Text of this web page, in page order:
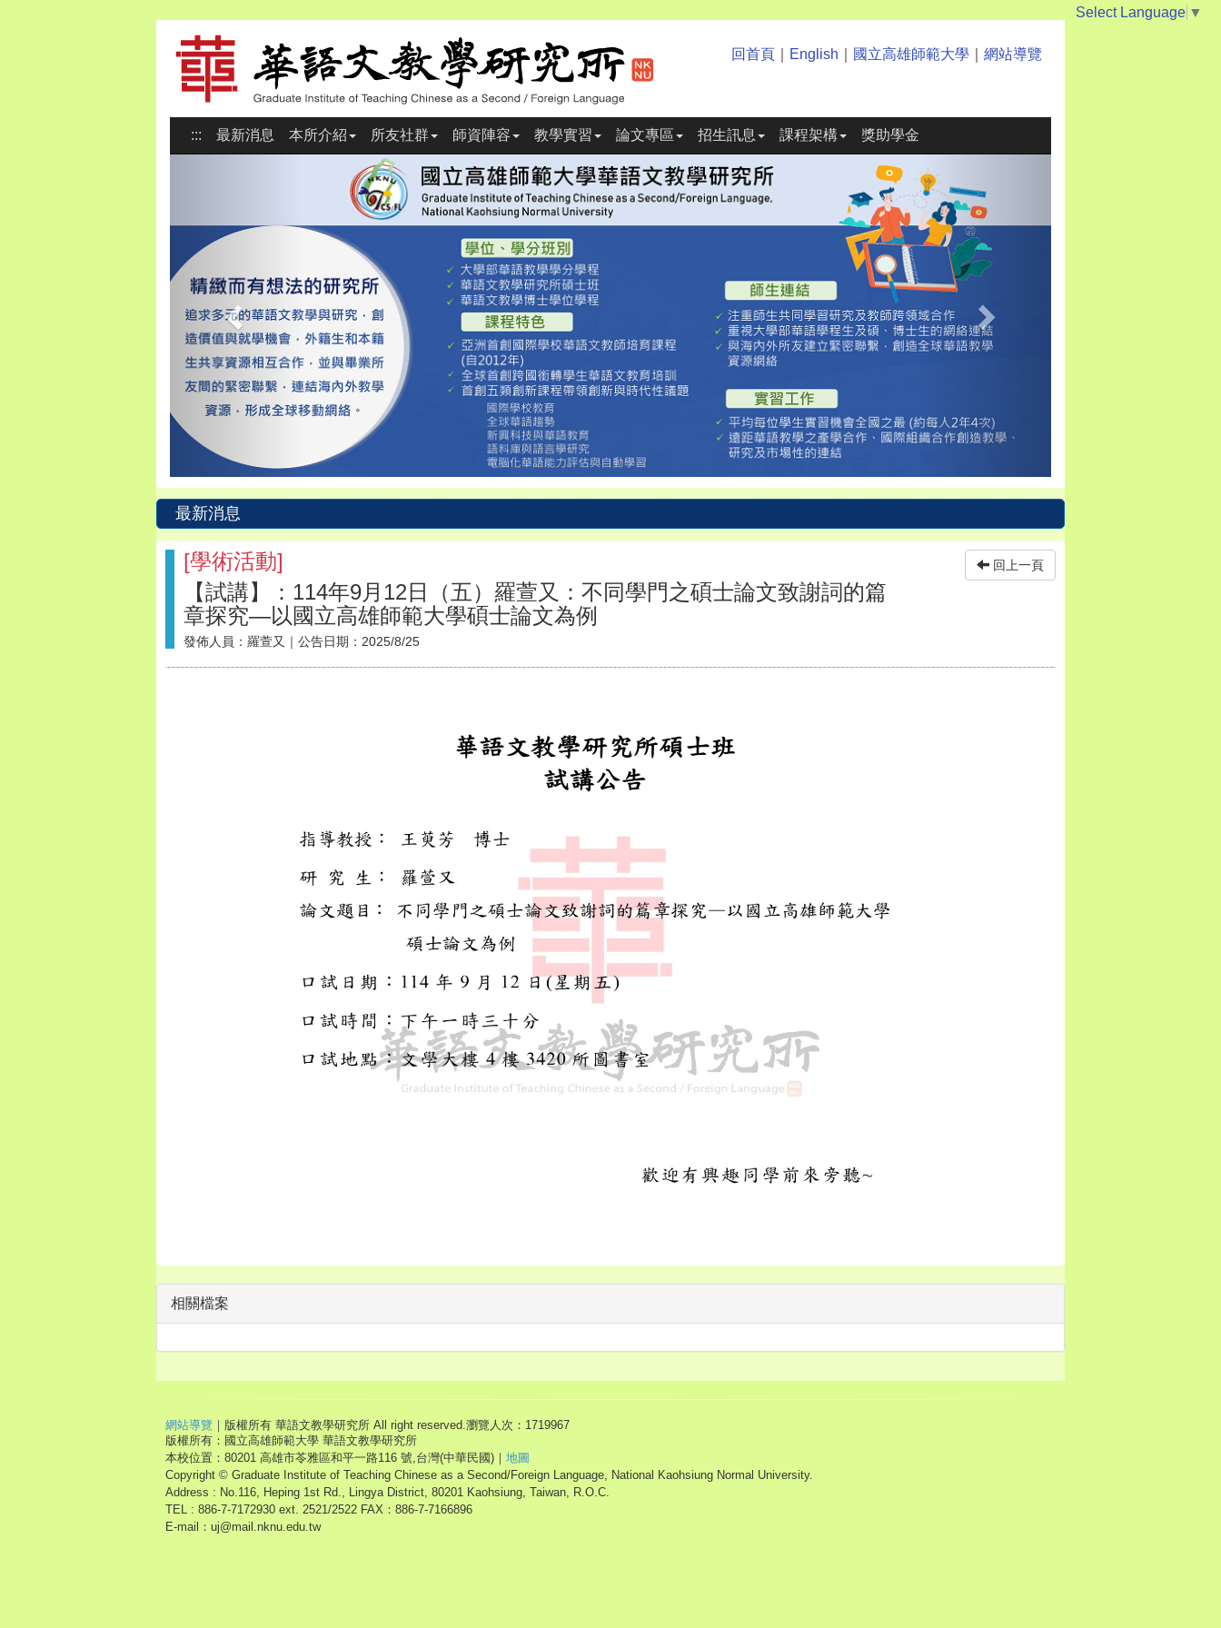
Select Language ▼
回首頁 English 國立高雄師範大學 網站導覽
::: 最新消息 本所介紹 所友社群 師資陣容 教學實習 論文專區 招生訊息 課程架構 獎助學金
最新消息
[學術活動]
【試講】：114年9月12日（五）羅萱又：不同學門之碩士論文致謝詞的篇
章探究—以國立高雄師範大學碩士論文為例
發佈人員： 羅萱又 ｜公告日期： 2025/8/25
回上一頁
相關檔案
網站導覽 ｜版權所有 華語文教學研究所 All right reserved.瀏覽人次：1719967
版權所有：國立高雄師範大學 華語文教學研究所
本校位置：80201 高雄市苓雅區和平一路116 號,台灣(中華民國)｜ 地圖
Copyright © Graduate Institute of Teaching Chinese as a Second/Foreign Language, National Kaohsiung Normal University.
Address : No.116, Heping 1st Rd., Lingya District, 80201 Kaohsiung, Taiwan, R.O.C.
TEL : 886-7-7172930 ext. 2521/2522 FAX：886-7-7166896
E-mail：uj@mail.nknu.edu.tw